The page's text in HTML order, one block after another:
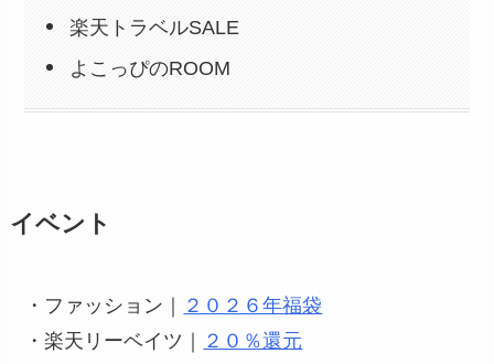
楽天トラベルSALE
よこっぴのROOM
イベント
・ファッション｜
２０２６年福袋
・楽天リーベイツ｜
２０％還元